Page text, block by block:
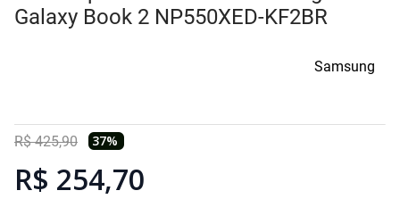
Sony Vaio
Sony Vaio
Caddy para SSD
Galaxy Book 2 NP550XED-KF2BR
Samsung
R$ 425,90 37%
R$ 254,70